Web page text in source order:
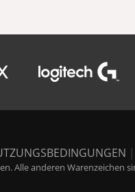
|
Alle anderen Warenzeichen